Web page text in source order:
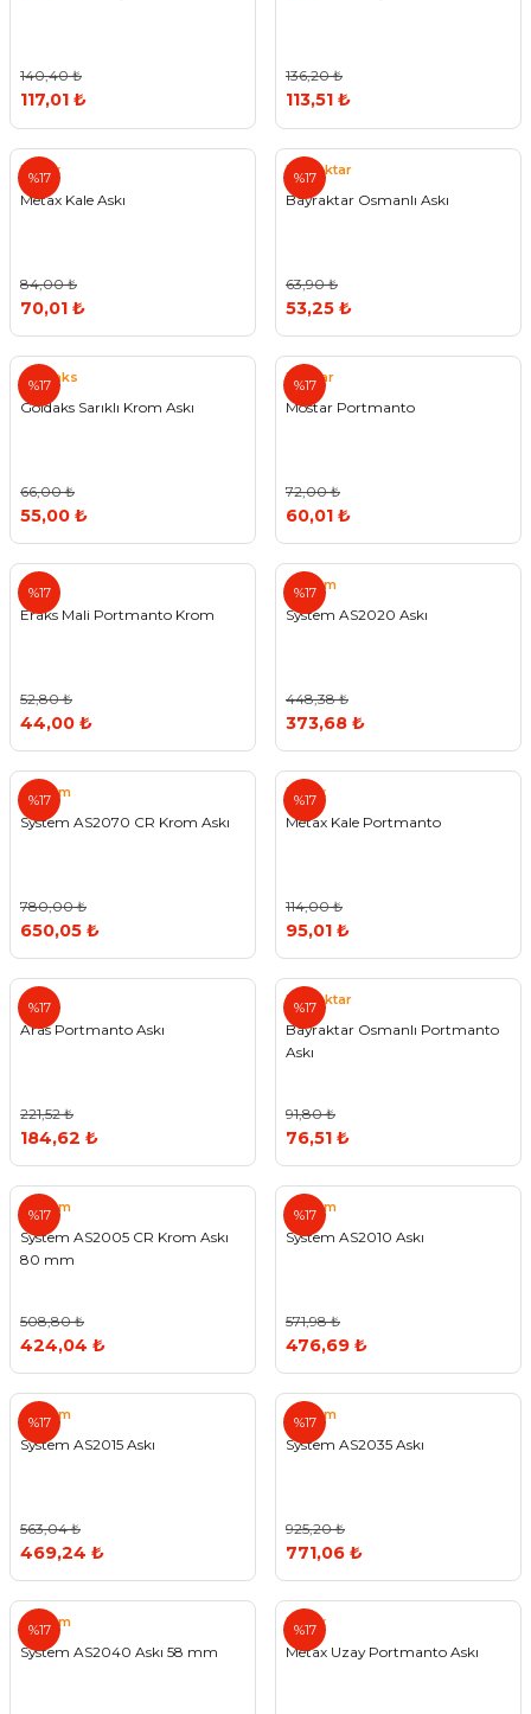
140,40 ₺
117,01 ₺
136,20 ₺
113,51 ₺
%17
Metax
Metax Kale Askı
84,00 ₺
70,01 ₺
%17
Bayraktar
Bayraktar Osmanlı Askı
63,90 ₺
53,25 ₺
%17
Goldaks
Goldaks Sarıklı Krom Askı
66,00 ₺
55,00 ₺
%17
Mostar
Mostar Portmanto
72,00 ₺
60,01 ₺
%17
Eraks
Eraks Mali Portmanto Krom
52,80 ₺
44,00 ₺
%17
System
System AS2020 Askı
448,38 ₺
373,68 ₺
%17
System
System AS2070 CR Krom Askı
780,00 ₺
650,05 ₺
%17
Metax
Metax Kale Portmanto
114,00 ₺
95,01 ₺
%17
Aras
Aras Portmanto Askı
221,52 ₺
184,62 ₺
%17
Bayraktar
Bayraktar Osmanlı Portmanto
Askı
91,80 ₺
76,51 ₺
%17
System
System AS2005 CR Krom Askı
80 mm
508,80 ₺
424,04 ₺
%17
System
System AS2010 Askı
571,98 ₺
476,69 ₺
%17
System
System AS2015 Askı
563,04 ₺
469,24 ₺
%17
System
System AS2035 Askı
925,20 ₺
771,06 ₺
%17
System
System AS2040 Askı 58 mm
%17
Metax
Metax Uzay Portmanto Askı